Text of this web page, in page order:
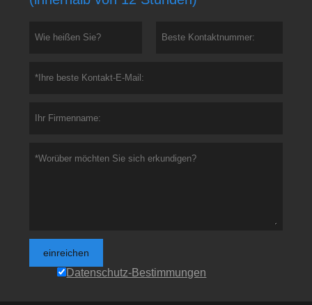
einreichen
Datenschutz-Bestimmungen